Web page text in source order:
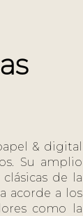
& digital
Su amplio
de la
acorde a los
como la